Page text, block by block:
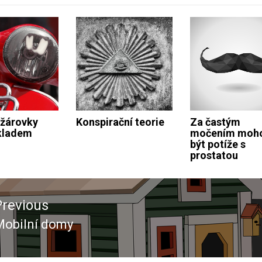
Konspirační teorie
Za častým
močením
být potíže s
prostatou
post:
domy